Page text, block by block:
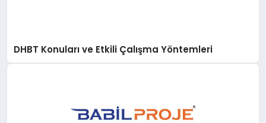
DHBT Konuları ve Etkili Çalışma Yöntemleri